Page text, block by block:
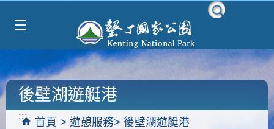
:::
首頁 遊憩服務 後壁湖遊艇港
後壁湖遊艇港